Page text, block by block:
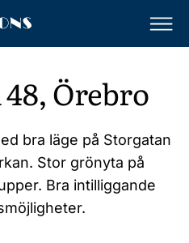
Örebro
bra läge på Storgatan
Stor grönyta på
Bra intilliggande